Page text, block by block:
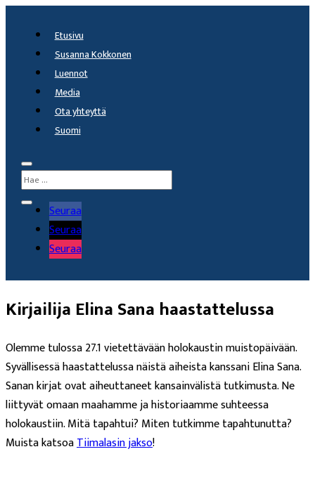
Etusivu
Susanna Kokkonen
Luennot
Media
Ota yhteyttä
Suomi
Seuraa
Seuraa
Seuraa
Kirjailija Elina Sana haastattelussa
Olemme tulossa 27.1 vietettävään holokaustin muistopäivään.
Syvällisessä haastattelussa näistä aiheista kanssani Elina Sana.
Sanan kirjat ovat aiheuttaneet kansainvälistä tutkimusta. Ne
liittyvät omaan maahamme ja historiaamme suhteessa
holokaustiin. Mitä tapahtui? Miten tutkimme tapahtunutta?
Muista katsoaTiimalasin jakso!